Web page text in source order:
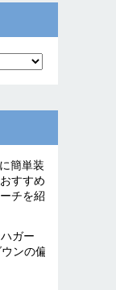
簡単装
すすめ
チを紹
ガー
ンの偏